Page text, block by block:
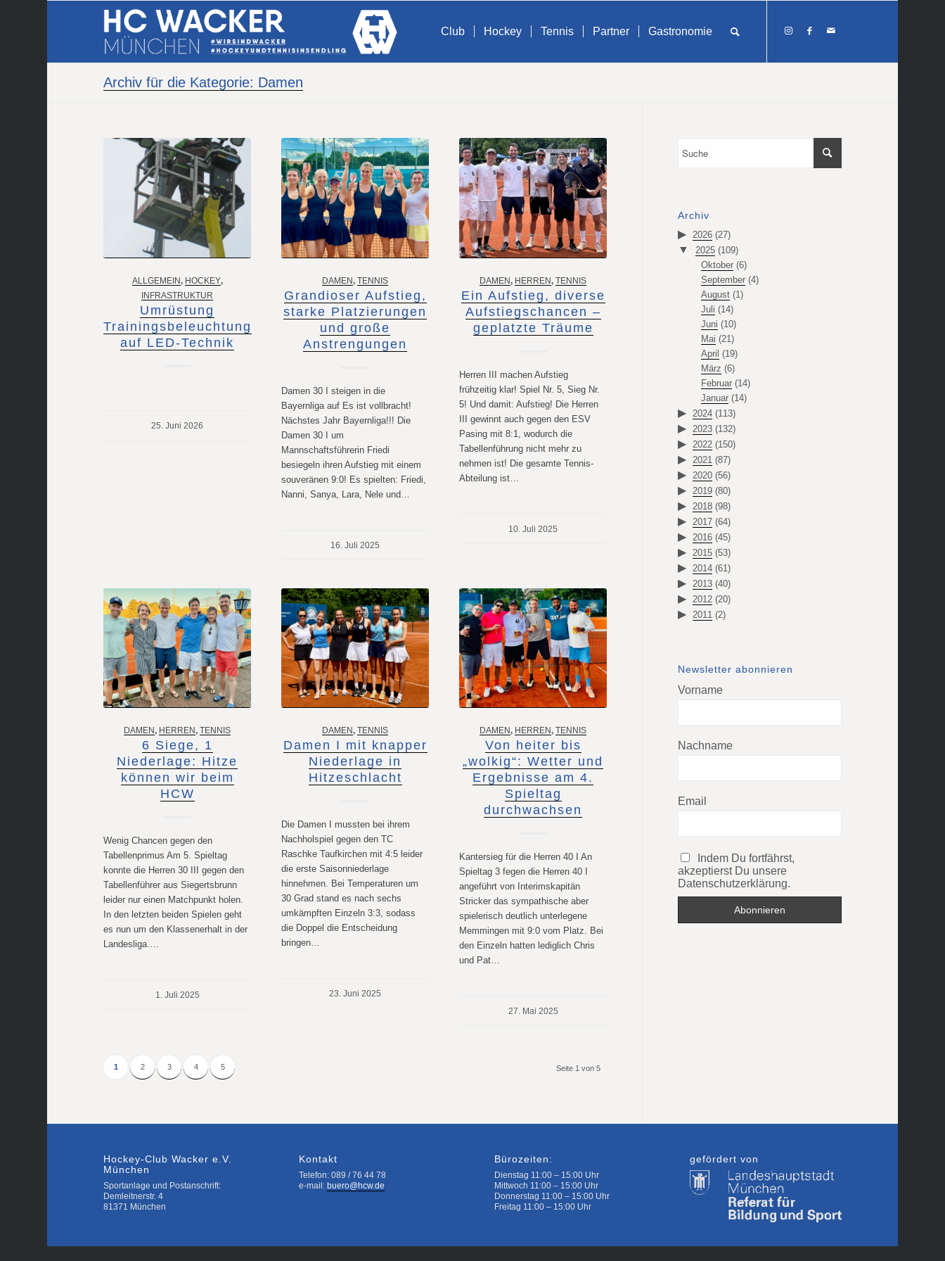
Club Hockey Tennis Partner Gastronomie
Archiv für die Kategorie: Damen
ALLGEMEIN, HOCKEY,
INFRASTRUKTUR
Umrüstung
Trainingsbeleuchtung
auf LED-Technik
25. Juni 2026
DAMEN,TENNIS
Grandioser Aufstieg,
starke Platzierungen
und große
Anstrengungen
Damen 30 I steigen in die
Bayernliga auf Es ist vollbracht!
Nächstes Jahr Bayernliga!!! Die
Damen 30 I um
Mannschaftsführerin Friedi
besiegeln ihren Aufstieg mit einem
souveränen 9:0! Es spielten: Friedi,
Nanni, Sanya, Lara, Nele und…
16. Juli 2025
DAMEN, HERREN,TENNIS
Ein Aufstieg, diverse
Aufstiegschancen –
geplatzte Träume
Herren III machen Aufstieg
frühzeitig klar! Spiel Nr. 5, Sieg Nr.
5! Und damit: Aufstieg! Die Herren
III gewinnt auch gegen den ESV
Pasing mit 8:1, wodurch die
Tabellenführung nicht mehr zu
nehmen ist! Die gesamte Tennis-
Abteilung ist…
10. Juli 2025
DAMEN, HERREN,TENNIS
6 Siege, 1
Niederlage: Hitze
können wir beim
HCW
Wenig Chancen gegen den
Tabellenprimus Am 5. Spieltag
konnte die Herren 30 III gegen den
Tabellenführer aus Siegertsbrunn
leider nur einen Matchpunkt holen.
In den letzten beiden Spielen geht
es nun um den Klassenerhalt in der
Landesliga.…
1. Juli 2025
DAMEN,TENNIS
Damen I mit knapper
Niederlage in
Hitzeschlacht
Die Damen I mussten bei ihrem
Nachholspiel gegen den TC
Raschke Taufkirchen mit 4:5 leider
die erste Saisonniederlage
hinnehmen. Bei Temperaturen um
30 Grad stand es nach sechs
umkämpften Einzeln 3:3, sodass
die Doppel die Entscheidung
bringen…
23. Juni 2025
DAMEN, HERREN,TENNIS
Von heiter bis
„wolkig“: Wetter und
Ergebnisse am 4.
Spieltag
durchwachsen
Kantersieg für die Herren 40 I An
Spieltag 3 fegen die Herren 40 I
angeführt von Interimskapitän
Stricker das sympathische aber
spielerisch deutlich unterlegene
Memmingen mit 9:0 vom Platz. Bei
den Einzeln hatten lediglich Chris
und Pat…
27. Mai 2025
Seite 1 von 5
1 2 3 4 5
Archiv
2026 (27)
2025 (109)
Oktober(6)
September(4)
August(1)
Juli (14)
Juni (10)
Mai (21)
April (19)
März (6)
Februar(14)
Januar(14)
2024 (113)
2023 (132)
2022 (150)
2021 (87)
2020 (56)
2019 (80)
2018 (98)
2017 (64)
2016 (45)
2015 (53)
2014 (61)
2013 (40)
2012 (20)
2011 (2)
Newsletter abonnieren
Vorname
Nachname
Email
Indem Du fortfährst,
akzeptierst Du unsere
Datenschutzerklärung.
Hockey-Club Wacker e.V.
München
Sportanlage und Postanschrift:
Demleitnerstr. 4
81371 München
Kontakt
Telefon: 089 / 76 44 78
e-mail: buero@hcw.de
Bürozeiten:
Dienstag 11:00 – 15:00 Uhr
Mittwoch 11:00 – 15:00 Uhr
Donnerstag 11:00 – 15:00 Uhr
Freitag 11:00 – 15:00 Uhr
gefördert von